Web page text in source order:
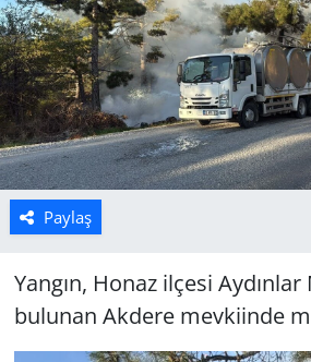
Paylaş
Yangın, Honaz ilçesi
bulunan Akdere mevkiinde
Uşak